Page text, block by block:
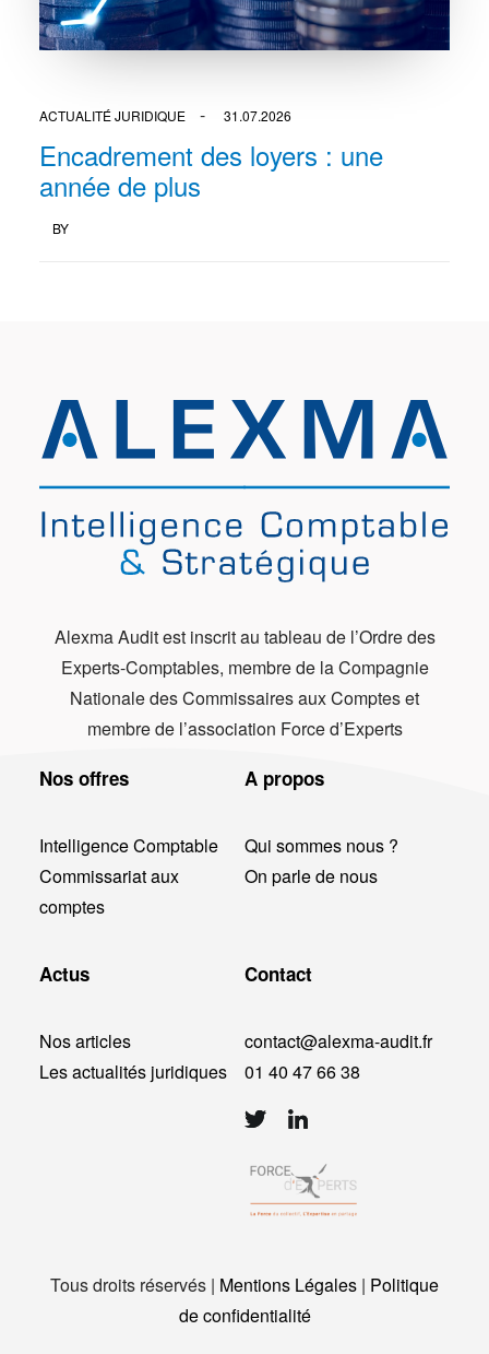
ACTUALITÉ JURIDIQUE 31.07.2026
Encadrement des loyers : une
année de plus
BY
Alexma Audit est inscrit au tableau de l’Ordre des
Experts-Comptables, membre de la Compagnie
Nationale des Commissaires aux Comptes et
membre de l’association Force d’Experts
Nos offres
Intelligence Comptable
Commissariat aux
comptes
A propos
Qui sommes nous ?
On parle de nous
Actus
Nos articles
Les actualités juridiques
Contact
contact@alexma-audit.fr
01 40 47 66 38
Tous droits réservés | Mentions Légales | Politique
de confidentialité